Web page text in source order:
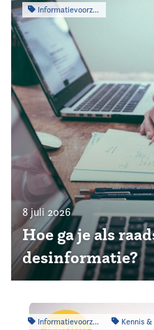
Informatievoorziening
8 juli 2026
Hoe ga je als
desinformatie?
Informatievoorziening Kennis &